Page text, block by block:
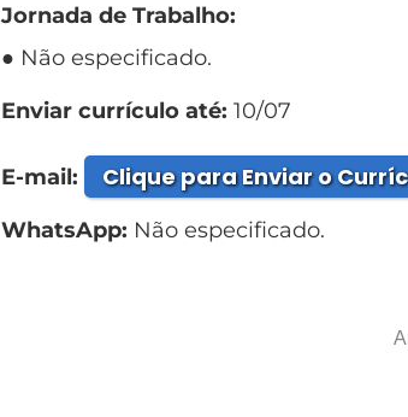
Jornada de Trabalho:
● Não especificado.
Enviar currículo até: 10/07
E-mail: Clique para Enviar o
WhatsApp: Não especificado.